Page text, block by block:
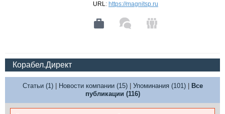
Форум
Отзывы
Все службы
URL: https://magnitsp.ru
Корабел.Директ
Статьи (1)| Новости компании (15)| Упоминания (101)|
Все
публикации (116)